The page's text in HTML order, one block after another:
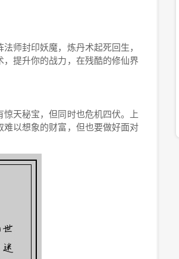
师封印妖魔，炼丹术起死回生，
提升你的战力，在残酷的修仙界
天秘宝，但同时也危机四伏。上
以想象的财富，但也要做好面对